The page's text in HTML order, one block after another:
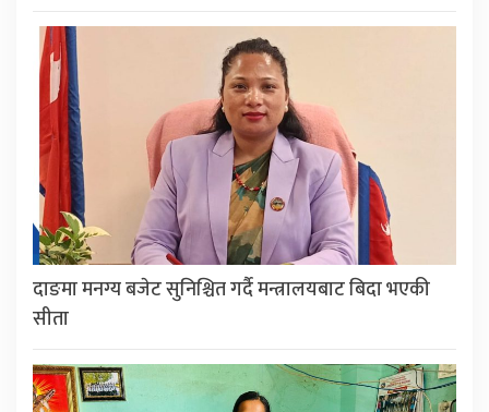
दाङमा मनग्य बजेट सुनिश्चित गर्दै मन्त्रालयबाट बिदा भएकी
सीता